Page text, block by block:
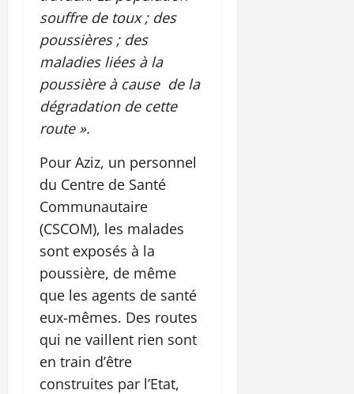
souffre de toux ; des
poussières ; des
maladies liées à la
poussière à cause de la
dégradation de cette
route ».
Pour Aziz, un personnel
du Centre de Santé
Communautaire
(CSCOM), les malades
sont exposés à la
poussière, de même
que les agents de santé
eux-mêmes. Des routes
qui ne vaillent rien sont
en train d’être
construites par l’Etat,